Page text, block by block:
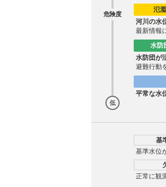
危険度
低
氾
河川の水
最新情報
水防
水防団が
避難行動
平常な水
基
基準水位
正常に観